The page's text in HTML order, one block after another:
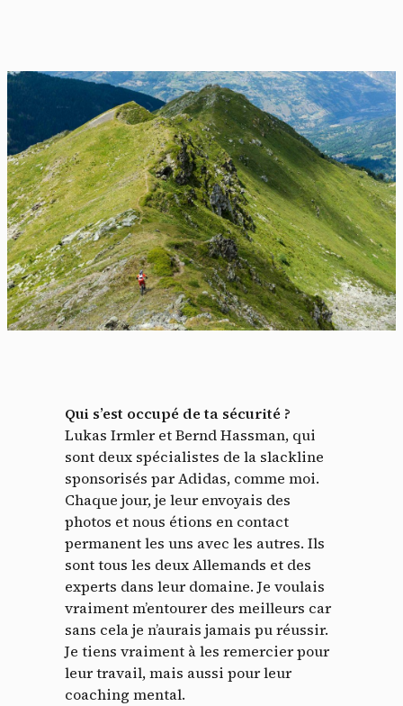
Qui s’est occupé de ta sécurité ?
Lukas Irmler et Bernd Hassman, qui
sont deux spécialistes de la slackline
sponsorisés par Adidas, comme moi.
Chaque jour, je leur envoyais des
photos et nous étions en contact
permanent les uns avec les autres. Ils
sont tous les deux Allemands et des
experts dans leur domaine. Je voulais
vraiment m’entourer des meilleurs car
sans cela je n’aurais jamais pu réussir.
Je tiens vraiment à les remercier pour
leur travail, mais aussi pour leur
coaching mental.